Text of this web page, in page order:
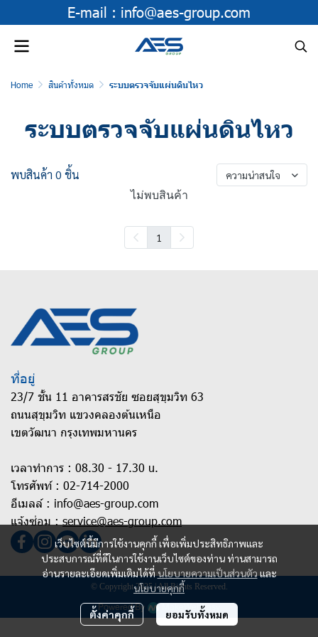
E-mail : info@aes-group.com
Home สินค้าทั้งหมด ระบบตรวจจับแผ่นดินไหว
ระบบตรวจจับแผ่นดินไหว
พบสินค้า 0 ชิ้น ความน่าสนใจ
ไม่พบสินค้า
1
เว็บไซต์นี้มีการใช้งานคุกกี้ เพื่อเพิ่มประสิทธิภาพและ
ประสบการณ์ที่ดีในการใช้งานเว็บไซต์ของท่าน ท่านสามารถ
อ่านรายละเอียดเพิ่มเติมได้ที่นโยบายความเป็นส่วนตัวและ
นโยบายคุกกี้
ตั้งค่าคุกกี้ ยอมรับทั้งหมด
ที่อยู่
23/7 ชั้น 11 อาคารสรชัย ซอยสุขุมวิท 63
ถนนสุขุมวิท แขวงคลองต้นเหนือ
เขตวัฒนา กรุงเทพมหานคร
เวลาทำการ : 08.30 - 17.30 u.
โทรศัพท์ : 02-714-2000
อีเมลล์ : info@aes-group.com
แจ้งซ่อม : service@aes-group.com
© Copyright 2025 | All Rights Reserved.
Powered By MakeWebEasy